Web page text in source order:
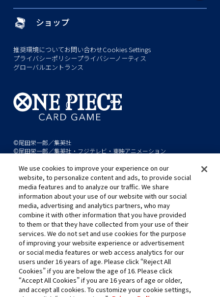
ショップ
推奨環境についてお問い合わせCookies Settings
プライバシーポリシープライバシーノーティス
グローバルエントランス
©尾田栄一郎／集英社
©尾田栄一郎／集英社・フジテレビ・東映アニメーション
このwebサイトに記載されているすべての画像・テキスト・データの無
断転用、転載をお断りします。
開発中につき、本サイトで使用している画像と実際の商品とは異なる場
合があります。
※AppleとAppleのロゴは、米国およびその他の国で登録されたApple
Inc.の商標です。
※Google Play および Google Play ロゴは、Google LLC の商標です。
キャリア採用
We use cookies to improve your experience on our
website, to personalize content and ads, to provide social
media features and to analyze our traffic. We share
information about your use of our website with our social
media, advertising and analytics partners, who may
combine it with other information that you have provided
to them or that they have collected from your use of their
services. We do not set and use cookies for the purpose
of improving your website experience or advertisement
or social media features or web access analytics for our
users under 16 years of age. Please click “Reject All
Cookies” if you are below the age of 16. Please click
“Accept All Cookies” if you are 16 years of age or older,
and accept all cookies. To customize your cookie settings,